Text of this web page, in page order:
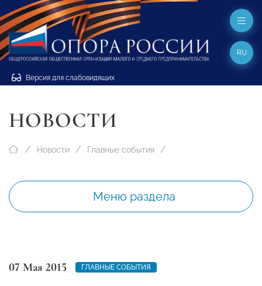
Версия для слабовидящих
RU
НОВОСТИ
Новости Главные события
Меню раздела
07 Мая 2015 ГЛАВНЫЕ СОБЫТИЯ